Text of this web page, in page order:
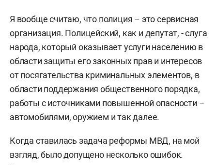
Я вообще считаю, что полиция – это сервисная
организация. Полицейский, как и депутат, - слуга
народа, который оказывает услуги населению в
области защиты его законных прав и интересов
от посягательства криминальных элементов, в
области поддержания общественного порядка,
работы с источниками повышенной опасности –
автомобилями, оружием и так далее.
Когда ставилась задача реформы МВД, на мой
взгляд, было допущено несколько ошибок.